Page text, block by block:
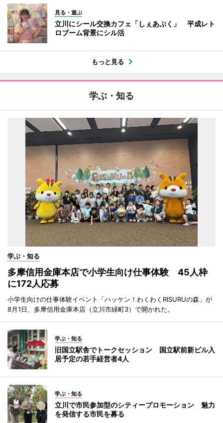
見る・遊ぶ
立川にシール交換カフェ「しぇあぷく」 平成レト
ロブーム背景にシル活
もっと見る
学ぶ・知る
学ぶ・知る
多摩信用金庫本店で小学生向け仕事体験 45人枠
に172人応募
小学生向けの仕事体験イベント「ハッケン！わくわくRISURUの森」が
8月1日、多摩信用金庫本店（立川市緑町3）で開かれた。
学ぶ・知る
旧国立駅舎でトークセッション 国立駅前新ビル入
居予定の若手経営者4人
学ぶ・知る
立川で市民参加型のシティープロモーション 魅力
を発信する市民を募る